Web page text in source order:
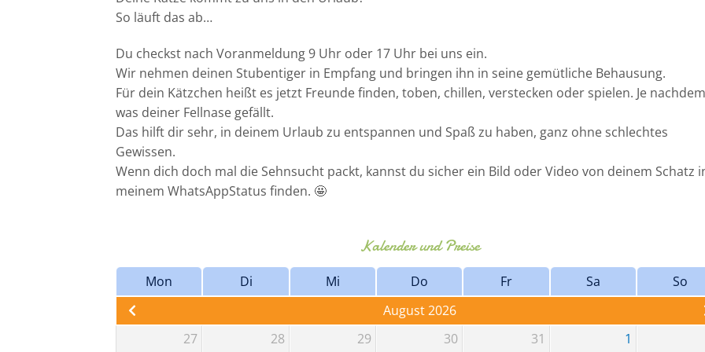
So läuft das ab…
Du checkst nach Voranmeldung 9 Uhr oder 17 Uhr bei uns ein.
Wir nehmen deinen Stubentiger in Empfang und bringen ihn in seine gemütliche Behausung.
Für dein Kätzchen heißt es jetzt Freunde finden, toben, chillen, verstecken oder spielen. Je nachdem
was deiner Fellnase gefällt.
Das hilft dir sehr, in deinem Urlaub zu entspannen und Spaß zu haben, ganz ohne schlechtes
Gewissen.
Wenn dich doch mal die Sehnsucht packt, kannst du sicher ein Bild oder Video von deinem Schatz
meinem WhatsAppStatus finden. 🤩
Kalender und Preise
Mon Di Mi Do Fr Sa
So
August 2026
27
28 29 30 31 1